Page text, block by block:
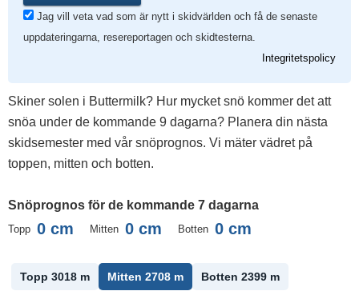
Jag vill veta vad som är nytt i skidvärlden och få de senaste
uppdateringarna, resereportagen och skidtesterna.
Integritetspolicy
Skiner solen i Buttermilk? Hur mycket snö kommer det att
snöa under de kommande 9 dagarna? Planera din nästa
skidsemester med vår snöprognos. Vi mäter vädret på
toppen, mitten och botten.
Snöprognos för de kommande 7 dagarna
Topp 0 cm Mitten 0 cm Botten 0 cm
Topp 3018 m Mitten 2708 m Botten 2399 m